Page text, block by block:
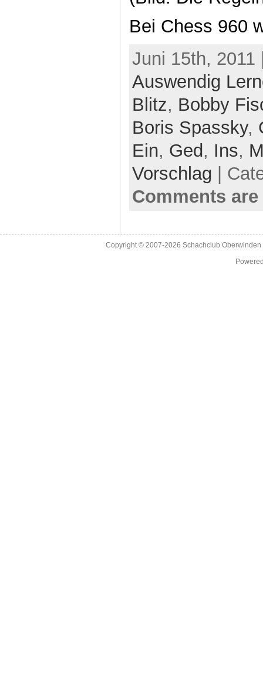
Bei Chess 960
Juni 15th,
Auswendig
Blitz, Bobby
Boris Spassky,
Ein, Ged , Ins,
Vorschlag |
Comments
Copyright © 2007-2026Schachclub Oberwinden